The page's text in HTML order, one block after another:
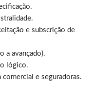
e subscrição de
a avançado).
lógico.
e seguradoras.